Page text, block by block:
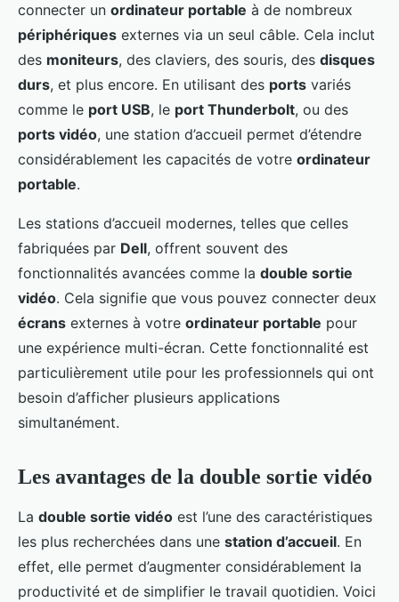
connecter un ordinateur portable à de nombreux
périphériques externes via un seul câble. Cela inclut
des moniteurs, des claviers, des souris, des disques
durs, et plus encore. En utilisant des ports variés
comme le port USB, le port Thunderbolt, ou des
ports vidéo, une station d’accueil permet d’étendre
considérablement les capacités de votre ordinateur
portable.
Les stations d’accueil modernes, telles que celles
fabriquées par Dell, offrent souvent des
fonctionnalités avancées comme la double sortie
vidéo. Cela signifie que vous pouvez connecter deux
écrans externes à votre ordinateur portable pour
une expérience multi-écran. Cette fonctionnalité est
particulièrement utile pour les professionnels qui ont
besoin d’afficher plusieurs applications
simultanément.
Les avantages de la double sortie vidéo
La double sortie vidéo est l’une des caractéristiques
les plus recherchées dans une station d’accueil. En
effet, elle permet d’augmenter considérablement la
productivité et de simplifier le travail quotidien. Voici